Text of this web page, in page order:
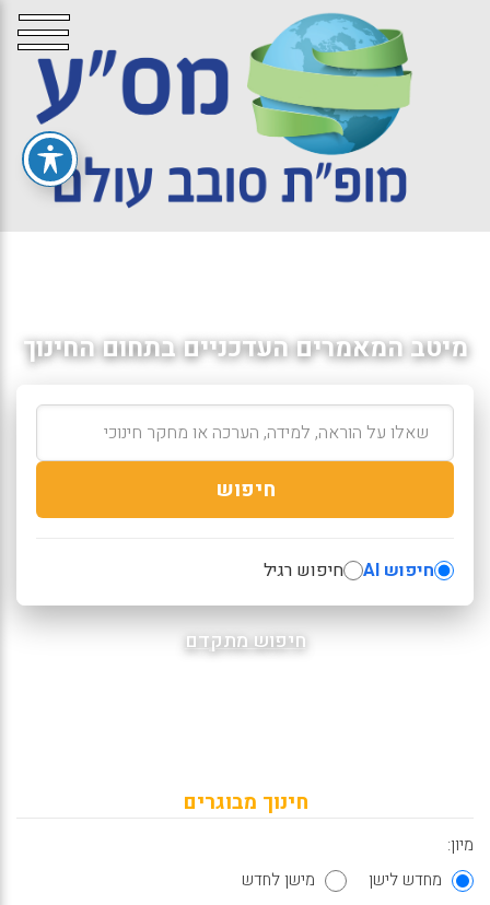
מיטב המאמרים העדכניים בתחום החינוך
חיפוש
חיפוש AI חיפוש רגיל
חיפוש מתקדם
חינוך מבוגרים
מיון:
מחדש לישן
מישן לחדש